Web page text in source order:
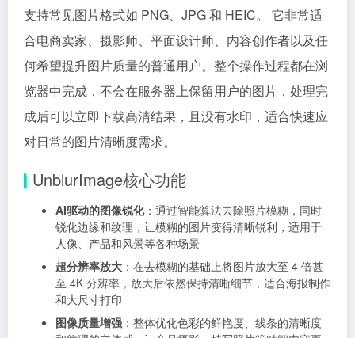
支持常见图片格式如 PNG、JPG 和 HEIC。 它非常适
合电商卖家、摄影师、平面设计师、内容创作者以及任
何希望提升图片质量的普通用户。整个操作过程都在浏
览器中完成，不会在服务器上保留用户的图片，处理完
成后可以立即下载高清结果，且没有水印，适合快速应
对日常的图片清晰度需求。
UnblurImage核心功能
AI驱动的图像锐化：通过智能算法去除照片模糊，同时
锐化边缘和纹理，让模糊的图片变得清晰锐利，适用于
人像、产品和风景等各种场景
超分辨率放大 ：在去模糊的基础上将图片放大至 4 倍甚
至 4K 分辨率，放大后依然保持清晰细节，适合海报制作
和大尺寸打印
图像质量增强 ：整体优化色彩的鲜艳度、线条的清晰度